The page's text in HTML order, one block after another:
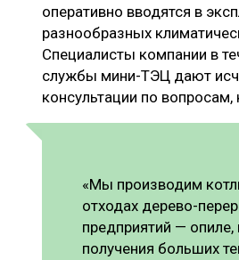
оперативно вводятся в
разнообразных
Специалисты компании в
службы мини-ТЭЦ дают
консультации по
«Мы производим
отходах дерево-
предприятий —
получения больших